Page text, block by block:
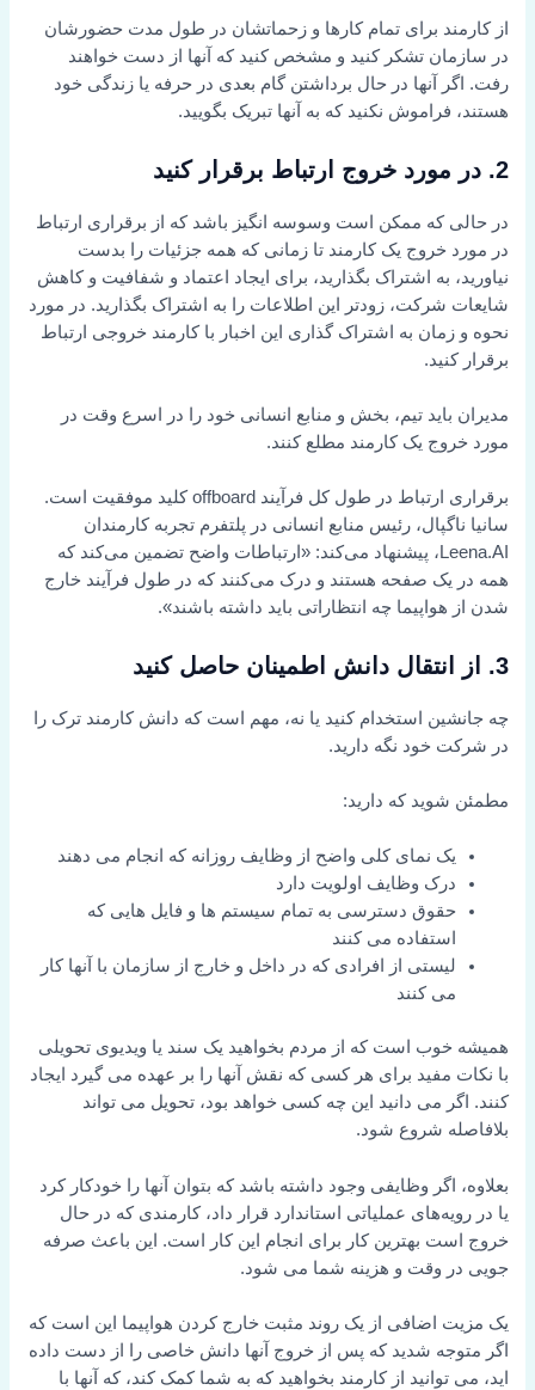
از کارمند برای تمام کارها و زحماتشان در طول مدت حضورشان
در سازمان تشکر کنید و مشخص کنید که آنها از دست خواهند
رفت. اگر آنها در حال برداشتن گام بعدی در حرفه یا زندگی خود
هستند، فراموش نکنید که به آنها تبریک بگویید.
2. در مورد خروج ارتباط برقرار کنید
در حالی که ممکن است وسوسه انگیز باشد که از برقراری ارتباط
در مورد خروج یک کارمند تا زمانی که همه جزئیات را بدست
نیاورید، به اشتراک بگذارید، برای ایجاد اعتماد و شفافیت و کاهش
شایعات شرکت، زودتر این اطلاعات را به اشتراک بگذارید. در مورد
نحوه و زمان به اشتراک گذاری این اخبار با کارمند خروجی ارتباط
برقرار کنید.
مدیران باید تیم، بخش و منابع انسانی خود را در اسرع وقت در
مورد خروج یک کارمند مطلع کنند.
برقراری ارتباط در طول کل فرآیند offboard کلید موفقیت است.
سانیا ناگپال، رئیس منابع انسانی در پلتفرم تجربه کارمندان
Leena.AI، پیشنهاد می‌کند: «ارتباطات واضح تضمین می‌کند که
همه در یک صفحه هستند و درک می‌کنند که در طول فرآیند خارج
شدن از هواپیما چه انتظاراتی باید داشته باشند».
3. از انتقال دانش اطمینان حاصل کنید
چه جانشین استخدام کنید یا نه، مهم است که دانش کارمند ترک را
در شرکت خود نگه دارید.
مطمئن شوید که دارید:
یک نمای کلی واضح از وظایف روزانه که انجام می دهند
درک وظایف اولویت دارد
حقوق دسترسی به تمام سیستم ها و فایل هایی که
استفاده می کنند
لیستی از افرادی که در داخل و خارج از سازمان با آنها کار
می کنند
همیشه خوب است که از مردم بخواهید یک سند یا ویدیوی تحویلی
با نکات مفید برای هر کسی که نقش آنها را بر عهده می گیرد ایجاد
کنند. اگر می دانید این چه کسی خواهد بود، تحویل می تواند
بلافاصله شروع شود.
بعلاوه، اگر وظایفی وجود داشته باشد که بتوان آنها را خودکار کرد
یا در رویه‌های عملیاتی استاندارد قرار داد، کارمندی که در حال
خروج است بهترین کار برای انجام این کار است. این باعث صرفه
جویی در وقت و هزینه شما می شود.
یک مزیت اضافی از یک روند مثبت خارج کردن هواپیما این است که
اگر متوجه شدید که پس از خروج آنها دانش خاصی را از دست داده
اید، می توانید از کارمند بخواهید که به شما کمک کند، که آنها با